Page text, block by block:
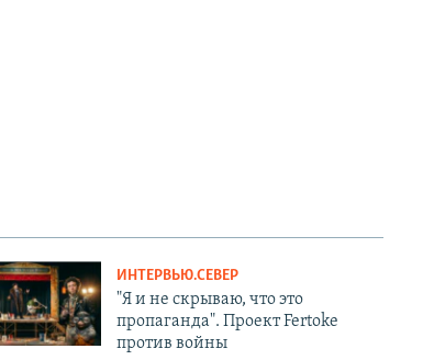
ИНТЕРВЬЮ.СЕВЕР
"Я и не скрываю, что это
пропаганда". Проект Fertoke
против войны